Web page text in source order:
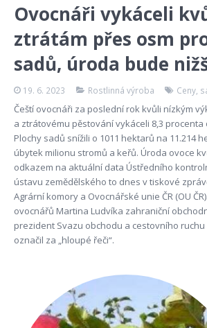
Ovocnáři vykáceli
ztrátám přes osm
sadů, úroda bude
19. 6. 2023 Rostlinná výroba Ceny
Čeští ovocnáři za poslední rok kvůli nízkým
a ztrátovému pěstování vykáceli 8,3 procenta
Plochy sadů snížili o 1011 hektarů na 11.214
úbytek milionu stromů a keřů. Úroda ovoce
odkazem na aktuální data Ústředního
ústavu zemědělského to dnes v tiskové
Agrární komory a Ovocnářské unie ČR (OU
ovocnářů Martina Ludvíka zahraniční
prezident Svazu obchodu a cestovního ruchu
označil za „hloupé řeči“.